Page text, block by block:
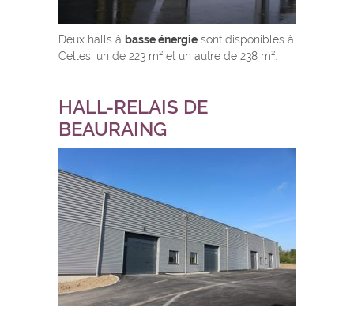
Deux halls à basse énergie sont disponibles à
Celles, un de 223 m² et un autre de 238 m².
HALL-RELAIS DE
BEAURAING